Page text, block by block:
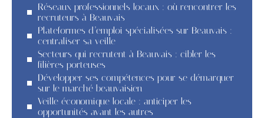
Réseaux professionnels locaux : où rencontrer les
recruteurs à Beauvais
Plateformes d’emploi spécialisées sur Beauvais :
centraliser sa veille
Secteurs qui recrutent à Beauvais : cibler les
filières porteuses
Développer ses compétences pour se démarquer
sur le marché beauvaisien
Veille économique locale : anticiper les
opportunités avant les autres